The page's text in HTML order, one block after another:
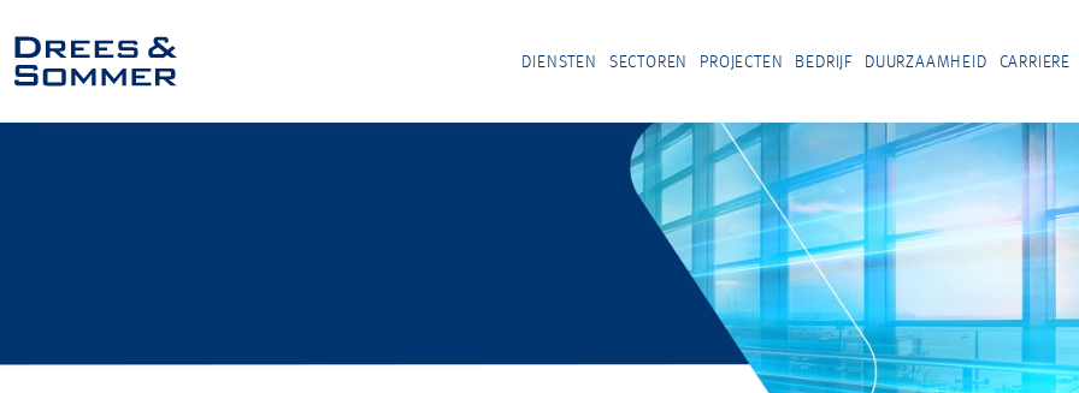
DIENSTEN SECTOREN PROJECTEN BEDRIJF DUURZAAMHEID CARRIERE